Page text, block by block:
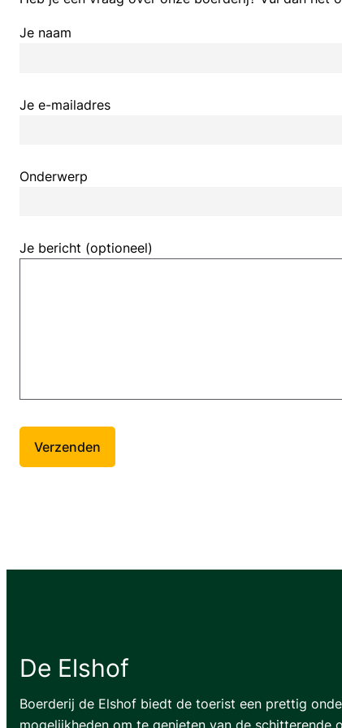
Je naam
Je e-mailadres
Onderwerp
Je bericht (optioneel)
De Elshof
Boerderij de Elshof biedt de toerist een prettig
mogelijkheden om te genieten van de schitterende